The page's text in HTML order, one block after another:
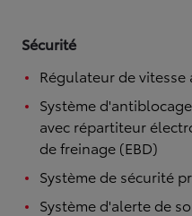
Sécurité
Régulateur de
Système
avec répartiteur
de freinage (EBD)
Système de sécurité
Système d'alerte de